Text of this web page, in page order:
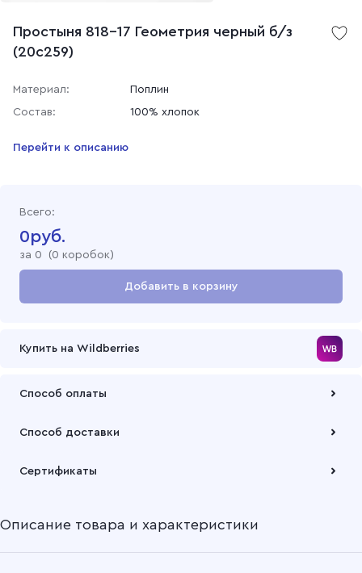
Простыня 818-17 Геометрия черный б/з
(20с259)
Материал:
Поплин
Состав:
100% хлопок
Перейти к описанию
Всего:
0руб.
за 0 (0 коробок)
Добавить в корзину
Купить на Wildberries
Способ оплаты
Способ доставки
наших складов или через транспортную компанию на Ваш
Подробнее
Сертификаты
Описание товара и характеристики